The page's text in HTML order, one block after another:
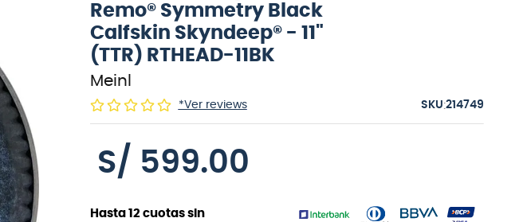
Remo® Symmetry Black
Calfskin Skyndeep® - 11"
(TTR) RTHEAD-11BK
Meinl
*Ver reviews :214749
S/ 599.00
Hasta 12cuotas sin